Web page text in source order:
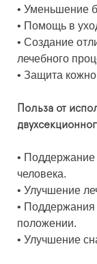
• Уменьшение
• Помощь в
• Создание
лечебного
• Защита
Польза от
• Поддержание
человека.
• Улучшение
• Поддержания
положении.
• Улучшение